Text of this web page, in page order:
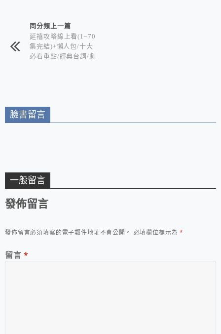
相連文章同分類上一篇
延禧攻略線上看(1~70
集完結)+懶人包/十大
必看重點/經典台詞/劇
臉書留言
一般留言
發佈留言
發佈留言必須填寫的電子郵件地址不會公開。 必填欄位標示為*
留言 *